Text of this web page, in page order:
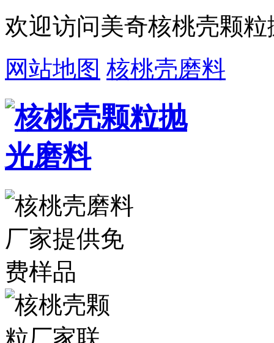
欢迎访问美奇核桃壳颗
网站地图 核桃壳磨料